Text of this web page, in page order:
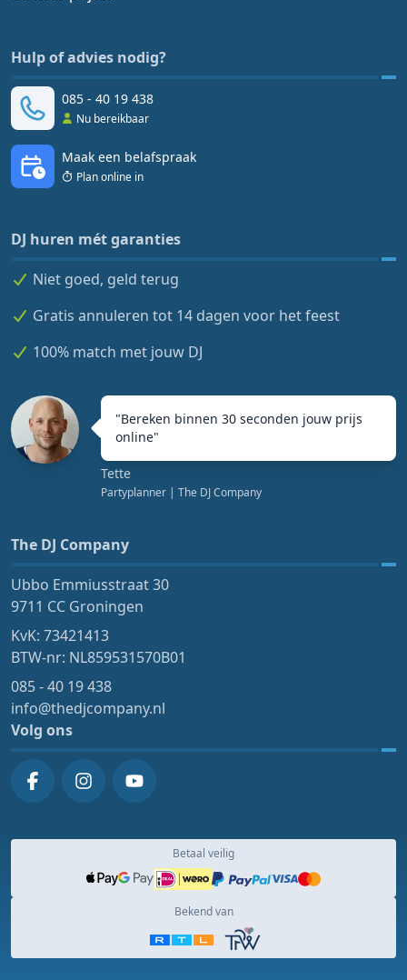
Hulp of advies nodig?
085 - 40 19 438
Nu bereikbaar
Maak een belafspraak
Plan online in
DJ huren mét garanties
Niet goed, geld terug
Gratis annuleren tot 14 dagen voor het feest
100% match met jouw DJ
"Bereken binnen 30 seconden jouw prijs
online"
Tette
Partyplanner | The DJ Company
The DJ Company
Ubbo Emmiusstraat 30
9711 CC Groningen
KvK: 73421413
BTW-nr: NL859531570B01
085 - 40 19 438
info@thedjcompany.nl
Volg ons
Betaal veilig
Bekend van